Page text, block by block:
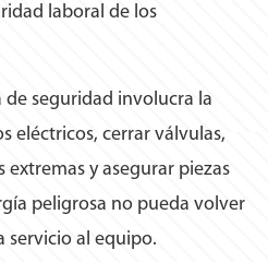
laboral de los
seguridad involucra la
eléctricos, cerrar válvulas,
y asegurar piezas
peligrosa no pueda volver
servicio al equipo.